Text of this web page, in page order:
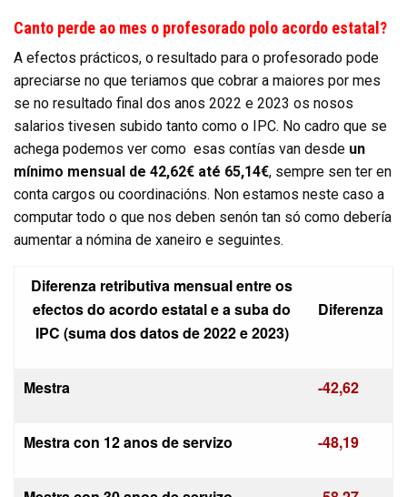
Canto perde ao mes o profesorado polo acordo estatal?
A efectos prácticos, o resultado para o profesorado pode
apreciarse no que teriamos que cobrar a maiores por mes
se no resultado final dos anos 2022 e 2023 os nosos
salarios tivesen subido tanto como o IPC. No cadro que se
achega podemos ver como esas contías van desde un
mínimo mensual de 42,62€ até 65,14€, sempre sen ter en
conta cargos ou coordinacións. Non estamos neste caso a
computar todo o que nos deben senón tan só como debería
aumentar a nómina de xaneiro e seguintes.
Diferenza retributiva mensual entre os
efectos do acordo estatal e a suba do
IPC (suma dos datos de 2022 e 2023)
Diferenza
Mestra -42,62
Mestra con 12 anos de servizo -48,19